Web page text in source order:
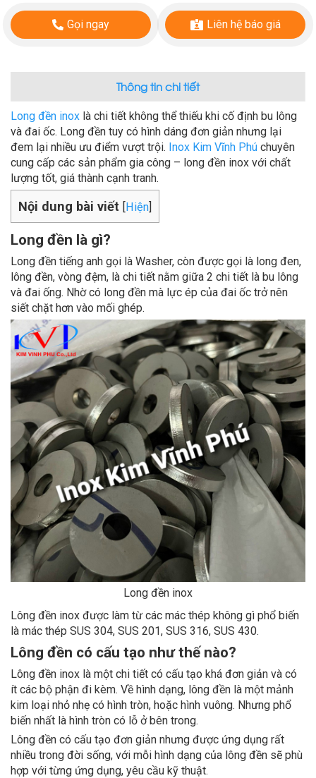
Gọi ngay Liên hệ báo giá
Thông tin chi tiết
Long đền inox là chi tiết không thể thiếu khi cố định bu lông
và đai ốc. Long đền tuy có hình dáng đơn giản nhưng lại
đem lại nhiều ưu điểm vượt trội. Inox Kim Vĩnh Phú chuyên
cung cấp các sản phẩm gia công – long đền inox với chất
lượng tốt, giá thành cạnh tranh.
Nội dung bài viết [Hiện]
Long đền là gì?
Long đền tiếng anh gọi là Washer, còn được gọi là long đen,
lông đền, vòng đệm, là chi tiết nằm giữa 2 chi tiết là bu lông
và đai ống. Nhờ có long đền mà lực ép của đai ốc trở nên
siết chặt hơn vào mối ghép.
Long đền inox
Lông đền inox được làm từ các mác thép không gì phổ biến
là mác thép SUS 304, SUS 201, SUS 316, SUS 430.
Lông đền có cấu tạo như thế nào?
Lông đền inox là một chi tiết có cấu tạo khá đơn giản và có
ít các bộ phận đi kèm. Về hình dạng, lông đền là một mảnh
kim loại nhỏ nhẹ có hình tròn, hoặc hình vuông. Nhưng phổ
biến nhất là hình tròn có lỗ ở bên trong.
Lông đền có cấu tạo đơn giản nhưng được ứng dụng rất
nhiều trong đời sống, với mỗi hình dạng của lông đền sẽ phù
hợp với từng ứng dụng, yêu cầu kỹ thuật.